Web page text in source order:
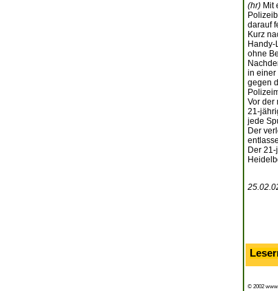
(hr) Mit
darauf
Kurz
Handy-
ohne
in einer
gegen
Vor der
21-
jede
Der
Der
© 2002